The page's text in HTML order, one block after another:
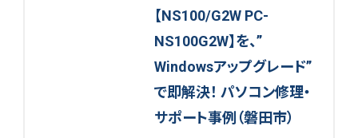
【NS100/G2W PC-
NS100G2W】を、”
Windowsアップグレード”
で即解決！ パソコン修理・
サポート事例（磐田市）